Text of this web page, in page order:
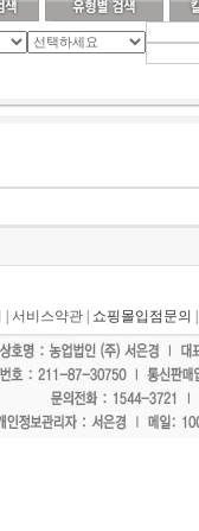
| 서비스약관 | 쇼핑몰입점문의
"홈페이지 모든 게시물에